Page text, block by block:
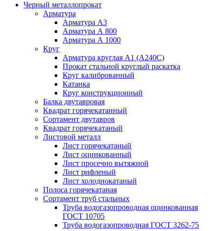
Черный металлопрокат
Арматура
Арматура А3
Арматура А 800
Арматура А 1000
Круг
Арматура круглая А1 (А240C)
Прокат стальной круглый раскатка
Круг калиброванный
Катанка
Круг конструкционный
Балка двутавровая
Квадрат горячекатанный
Сортамент двутавров
Квадрат горячекатаный
Листовой металл
Лист горячекатаный
Лист оцинкованный
Лист просечно вытяжной
Лист рифленый
Лист холоднокатаный
Полоса горячекатаная
Сортамент труб стальных
Труба водогазопроводная оцинкованная
ГОСТ 10705
Труба водогазопроводная ГОСТ 3262-75